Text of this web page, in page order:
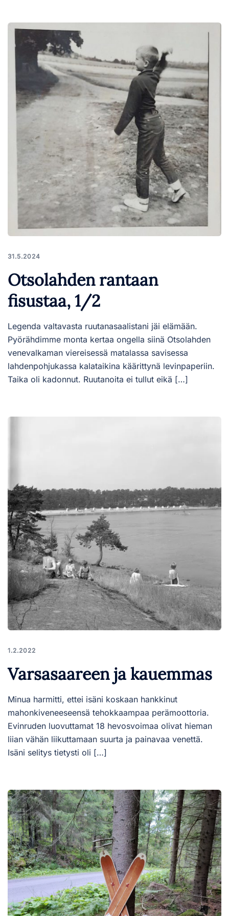
31.5.2024
Otsolahden rantaan
fisustaa, 1/2
Legenda valtavasta ruutanasaalistani jäi elämään.
Pyörähdimme monta kertaa ongella siinä Otsolahden
venevalkaman viereisessä matalassa savisessa
lahdenpohjukassa kalataikina käärittynä levinpaperiin.
Taika oli kadonnut. Ruutanoita ei tullut eikä […]
1.2.2022
Varsasaareen ja kauemmas
Minua harmitti, ettei isäni koskaan hankkinut
mahonkiveneeseensä tehokkaampaa perämoottoria.
Evinruden luovuttamat 18 hevosvoimaa olivat hieman
liian vähän liikuttamaan suurta ja painavaa venettä.
Isäni selitys tietysti oli […]